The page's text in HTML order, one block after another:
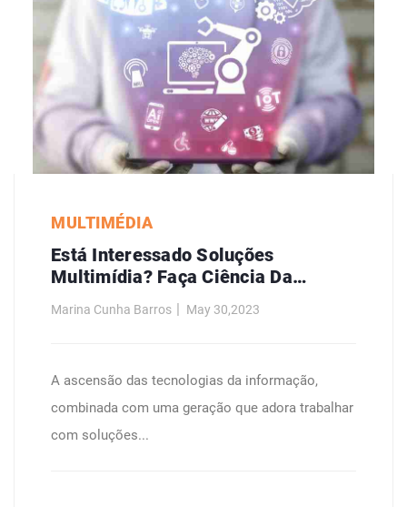
MULTIMÉDIA
Está Interessado Soluções
Multimídia? Faça Ciência Da
Marina Cunha Barros May 30,2023
A ascensão das tecnologias da informação,
combinada com uma geração que adora trabalhar
com soluções...